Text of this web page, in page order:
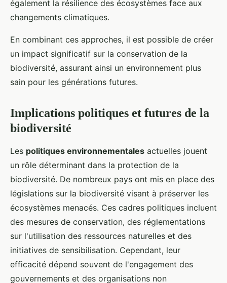
également la résilience des écosystèmes face aux
changements climatiques.
En combinant ces approches, il est possible de créer
un impact significatif sur la conservation de la
biodiversité, assurant ainsi un environnement plus
sain pour les générations futures.
Implications politiques et futures de la
biodiversité
Les politiques environnementales actuelles jouent
un rôle déterminant dans la protection de la
biodiversité. De nombreux pays ont mis en place des
législations sur la biodiversité visant à préserver les
écosystèmes menacés. Ces cadres politiques incluent
des mesures de conservation, des réglementations
sur l'utilisation des ressources naturelles et des
initiatives de sensibilisation. Cependant, leur
efficacité dépend souvent de l'engagement des
gouvernements et des organisations non